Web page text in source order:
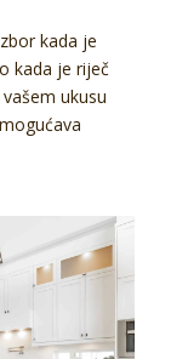
kada je
kada je riječ
ukusu